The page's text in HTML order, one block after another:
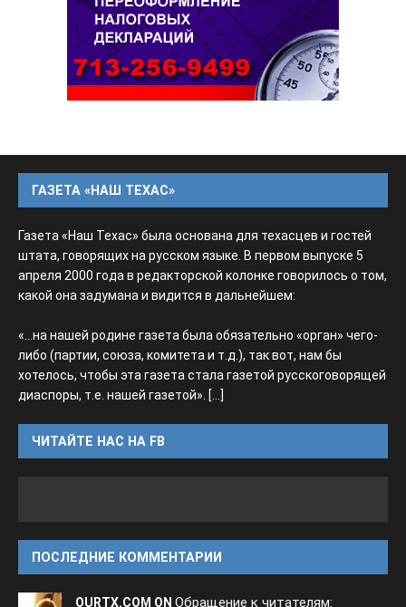
ГАЗЕТА «НАШ ТЕХАС»
Газета «Наш Техас» была основана для техасцев и гостей
штата, говорящих на русском языке. В первом выпуске 5
апреля 2000 года в редакторской колонке говорилось о том,
какой она задумана и видится в дальнейшем:
«...на нашей родине газета была обязательно «орган» чего-
либо (партии, союза, комитета и т.д.), так вот, нам бы
хотелось, чтобы эта газета стала газетой русскоговорящей
диаспоры, т.е. нашей газетой». [...]
ЧИТАЙТЕ НАС НА FB
ПОСЛЕДНИЕ КОММЕНТАРИИ
OURTX.COM ON Обращение к читателям: